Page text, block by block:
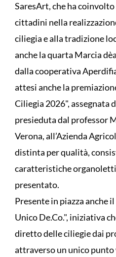
SaresArt, che ha
cittadini nella
ciliegia e alla tradizione
anche la quarta Marcia
dalla cooperativa
attesi anche la
Ciliegia 2026", assegnata
presieduta dal professor
Verona, all’Azienda
distinta per qualità,
caratteristiche
presentato.
Presente in piazza anche
Unico De.Co.", iniziativa
diretto delle ciliegie dai
attraverso un unico